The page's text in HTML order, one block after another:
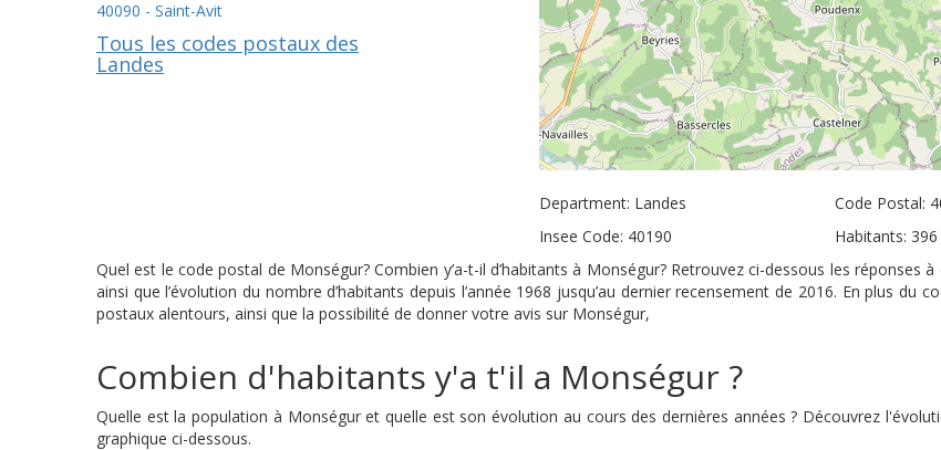
40090 - Saint-Avit
Tous les codes postaux des
Landes
Department: Landes
Insee Code: 40190
Code Postal:
Habitants: 396
Quel est le code postal de Monségur? Combien y’a-t-il d’habitants à Monségur? Retrouvez ci-dessous les
ainsi que l’évolution du nombre d’habitants depuis l’année 1968 jusqu’au dernier recensement de 2016. En plus
postaux alentours, ainsi que la possibilité de donner votre avis sur Monségur,
Combien d'habitants y'a t'il a Monségur ?
Quelle est la population à Monségur et quelle est son évolution au cours des dernières années ? Découvrez
graphique ci-dessous.